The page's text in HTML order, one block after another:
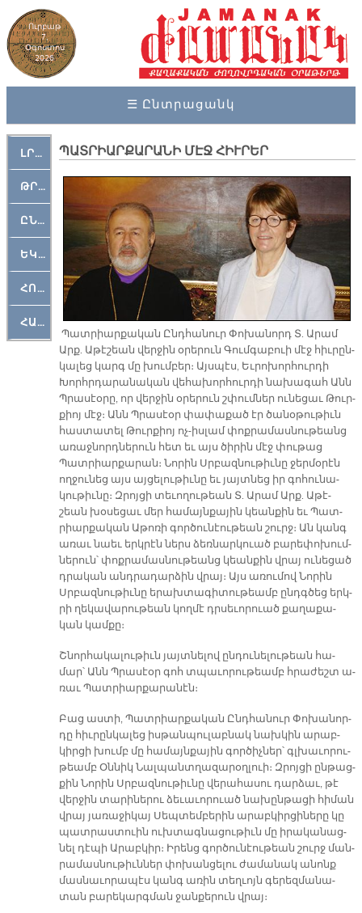
Ուրբաթ
7,
Օգոստոս
2026
☰ Ընտրացանկ
ԼՐԱՀՈՍ
ԹՐՔԱՀԱՅ ԿԵԱՆՔ
ԸՆԿԵՐԱՄՇԱԿՈՒԹԱՅԻՆ
ԵԿԵՂԵՑԱԿԱՆ
ՀՈԳԵՄՏԱՒՈՐ
ՀԱՐԹԱԿ
ՊԱՏՐԻԱՐՔԱՐԱՆԻ ՄԷՋ ՀԻՒՐԵՐ
Պատ­րիար­քա­կան Ընդ­հա­նուր Փո­խա­նորդ Տ. Ա­րամ
Արք. Ա­թէ­շեան վեր­ջին օ­րե­րուն Գում­գա­բուի մէջ հիւ­րըն­
կա­լեց կարգ մը խում­բեր։ Այս­պէս, Եւ­րո­խոր­հուր­դի
Խորհր­դա­րա­նա­կան վե­հա­խոր­հուր­դի նա­խա­գահ Անն
Պրա­սէօ­րը, որ վեր­ջին օ­րե­րուն շփում­ներ ու­նե­ցաւ Թուր­
քիոյ մէջ։ Անն Պրա­սէօր փա­փա­քած էր ծա­նօ­թու­թիւն
հաս­տա­տել Թուր­քիոյ ոչ-իս­լամ փոք­րա­մաս­նու­թեանց
ա­ռաջ­նորդ­նե­րուն հետ եւ այս ծի­րին մէջ փու­թաց
Պատ­րիար­քա­րան։ Նո­րին Սրբազ­նու­թիւ­նը ջեր­մօ­րէն
ող­ջու­նեց այս այ­ցե­լու­թիւ­նը եւ յայտ­նեց իր գո­հու­նա­
կու­թիւ­նը։ Զրոյ­ցի տե­ւո­ղու­թեան Տ. Ա­րամ Արք. Ա­թէ­
շեան խօ­սե­ցաւ մեր հա­մայն­քա­յին կեան­քին եւ Պատ­
րիար­քա­կան Ա­թո­ռի գոր­ծու­նէու­թեան շուրջ։ Ան կանգ
ա­ռաւ նաեւ երկ­րէն ներս ձեռ­նար­կուած բա­րե­փո­խում­
նե­րուն՝ փոք­րա­մաս­նու­թեանց կեան­քին վրայ ու­նե­ցած
դրա­կան անդ­րա­դար­ձին վրայ։ Այս ա­ռու­մով Նո­րին
Սրբազ­նու­թիւ­նը ե­րախ­տա­գի­տու­թեամբ ընդգ­ծեց երկ­
րի ղե­կա­վա­րու­թեան կող­մէ դրսե­ւո­րուած քա­ղա­քա­
կան կամ­քը։
Շնոր­հա­կա­լու­թիւն յայտ­նե­լով ըն­դու­նե­լու­թեան հա­
մար՝ Անն Պրա­սէօր գոհ տպա­ւո­րու­թեամբ հրա­ժեշտ ա­
ռաւ Պատ­րիար­քա­րա­նէն։
Բաց աս­տի, Պատ­րիար­քա­կան Ընդ­հա­նուր Փո­խա­նոր­
դը հիւ­րըն­կա­լեց իս­թան­պու­լաբ­նակ նախ­կին ա­րաբ­
կիր­ցի խումբ մը հա­մայն­քա­յին գոր­ծիչ­ներ՝ գլխա­ւո­րու­
թեամբ Օն­նիկ Նալ­պանտ­ղա­զա­րօղ­լուի։ Զրոյ­ցի ըն­թաց­
քին Նո­րին Սրբազ­նու­թիւ­նը վե­րա­հա­սու դար­ձաւ, թէ
վեր­ջին տա­րի­նե­րու ձե­ւա­ւո­րուած նա­խըն­թա­ցի հի­ման
վրայ յա­ռա­ջի­կայ Սեպ­տեմ­բե­րին ա­րաբ­կիր­ցի­նե­րը կը
պատ­րաս­տուին ուխ­տագ­նա­ցու­թիւն մը ի­րա­կա­նաց­
նել դէ­պի Ա­րաբ­կիր։ Ի­րենց գոր­ծու­նէու­թեան շուրջ ման­
րա­մաս­նու­թիւն­ներ փո­խան­ցե­լու ժա­մա­նակ ա­նոնք
մաս­նա­ւո­րա­պէս կանգ ա­ռին տեղ­ւոյն գե­րեզ­մա­նա­
տան բա­րե­կարգ­ման ջան­քե­րուն վրայ։